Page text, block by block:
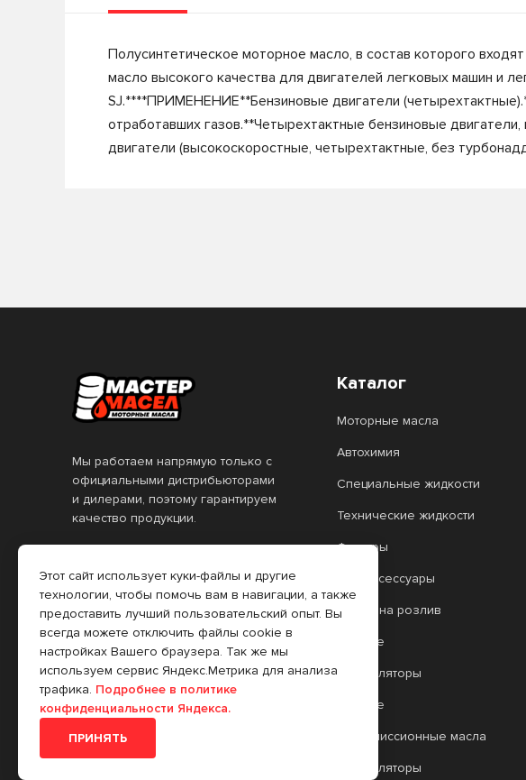
Полусинтетическое моторное масло, в состав которого
масло высокого качества для двигателей легковых машин и
SJ.****ПРИМЕНЕНИЕ**Бензиновые двигатели
отработавших газов.**Четырехтактные бензиновые
двигатели (высокоскоростные, четырехтактные, без
Мы работаем напрямую только с
официальными дистрибьюторами
и дилерами, поэтому гарантируем
качество продукции.
является публичной офертой.
Все цены, указанные на сайте,
действительны только при
оформлении заказа через
интернет-магазин. Цены в
розничных торговых точках (РТТ)
могут отличаться.
Каталог
Моторные масла
Автохимия
Специальные жидкости
Технические жидкости
Фильтры
Автоаксессуары
Масло на розлив
Прочее
Аккумуляторы
Прочее
Трансмиссионные масла
Аккумуляторы
Этот сайт использует куки-файлы и другие
технологии, чтобы помочь вам в навигации, а также
предоставить лучший пользовательский опыт. Вы
всегда можете отключить файлы cookie в
настройках Вашего браузера. Так же мы
используем сервис Яндекс.Метрика для анализа
трафика. Подробнее в политике
конфиденциальности Яндекса.
ПРИНЯТЬ